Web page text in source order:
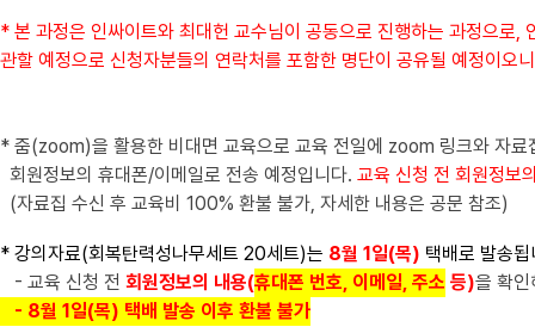
* 본 과정은 인싸이트와 최대헌 교수님이 공동으로 진행하는 과정으로
관할 예정으로 신청자분들의 연락처를 포함한 명단이 공유될 예정이오
* 줌(zoom)을 활용한 비대면 교육으로 교육 전일에 zoom 링크와 자료
회원정보의 휴대폰/이메일로 전송 예정입니다. 교육 신청 전 회원정보
(자료집 수신 후 교육비 100% 환불 불가, 자세한 내용은 공문 참조)
* 강의자료(회복탄력성나무세트 20세트)는 8월 1일(목) 택배로 발송됩
- 교육 신청 전 회원정보의 내용(휴대폰 번호, 이메일, 주소 등)을 확인
- 8월 1일(목) 택배 발송 이후 환불 불가